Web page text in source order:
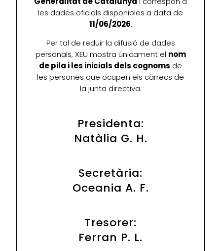
les dades oficials disponibles a data de
11/06/2026.
Per tal de reduir la difusió de dades
personals, XEU mostra únicament el nom
de pila i les inicials dels cognoms de
les persones que ocupen els càrrecs de
la junta directiva.
Presidenta:
Natàlia G. H.
Secretària:
Oceania A. F.
Tresorer:
Ferran P. L.